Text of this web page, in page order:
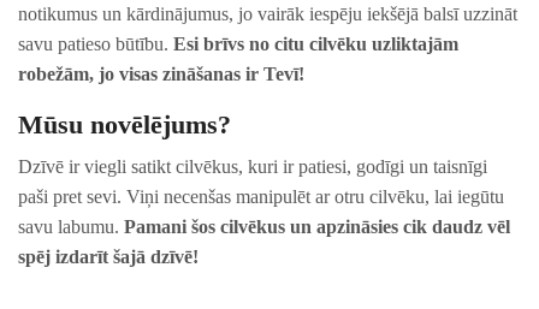
notikumus un kārdinājumus, jo vairāk iespēju iekšējā balsī uzzināt
savu patieso būtību. Esi brīvs no citu cilvēku uzliktajām
robežām, jo visas zināšanas ir Tevī!
Mūsu novēlējums?
Dzīvē ir viegli satikt cilvēkus, kuri ir patiesi, godīgi un taisnīgi
paši pret sevi. Viņi necenšas manipulēt ar otru cilvēku, lai iegūtu
savu labumu. Pamani šos cilvēkus un apzināsies cik daudz vēl
spēj izdarīt šajā dzīvē!